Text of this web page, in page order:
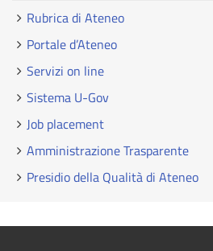
Rubrica di Ateneo
Portale d’Ateneo
Servizi on line
Sistema U-Gov
Job placement
Amministrazione Trasparente
Presidio della Qualità di Ateneo